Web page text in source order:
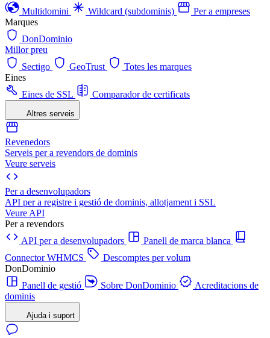
Multidomini
Wildcard (subdominis)
Per a empreses
Marques
DonDominio
Millor preu
Sectigo
GeoTrust
Totes les marques
Eines
Eines de SSL
Comparador de certificats
Altres serveis
Revenedors
Serveis per a revendors de dominis
Veure serveis
Per a desenvolupadors
API per a registre i gestió de dominis, allotjament i SSL
Veure API
Per a revendors
API per a desenvolupadors
Panell de marca blanca
Connector WHMCS
Descomptes per volum
DonDominio
Panell de gestió
Sobre DonDominio
Acreditacions de
dominis
Ajuda i suport